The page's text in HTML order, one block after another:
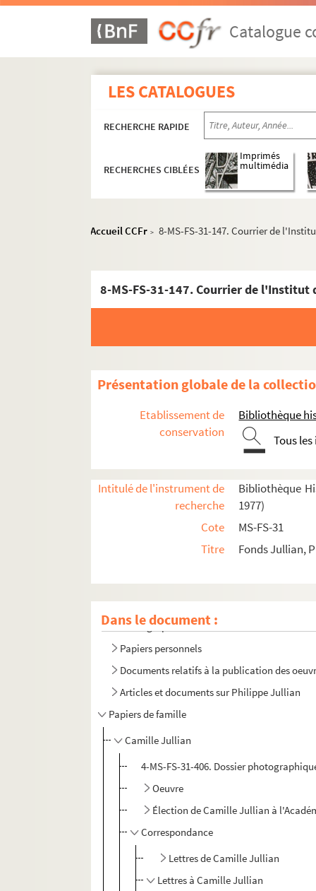
Catalogue
LES CATALOGUES
RECHERCHE RAPIDE
RECHERCHES CIBLÉES
Imprimés
multimédia
Accueil CCFr > 8-MS-FS-31-147. Courrier de
8-MS-FS-31-147. Courrier de l'Institut
Présentation globale de la
Etablissement de
conservation
Bibliothèque
Tous
Intitulé de l'instrument de
recherche
Bibliothèque
1977)
Cote
MS-FS-31
Titre
Fonds Jullian,
Dans le document :
Oeuvres graphiques
Correspondance
Photographies
Papiers personnels
Documents relatifs à la publication des
Articles et documents sur Philippe Jullian
Papiers de famille
Camille Jullian
4-MS-FS-31-406. Dossier
Oeuvre
Élection de Camille Jullian à
Correspondance
Lettres de Camille Jullian
Lettres à Camille Jullian